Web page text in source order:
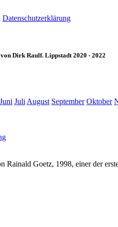
Datenschutzerklärung
Dirk Raulf. Lippstadt 2020 - 2022
Juni Juli August September Oktober
Goetz, 1998, einer der